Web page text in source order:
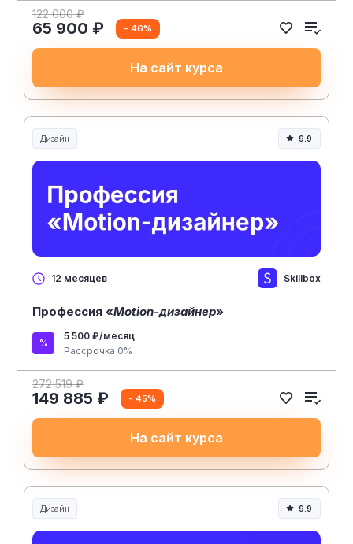
122 000 ₽
65 900 ₽ - 46%
На сайт курса
Дизайн 9.9
12 месяцев Skillbox
Профессия «Motion-дизайнер»
5 500 ₽/месяц
Рассрочка 0%
272 519 ₽
149 885 ₽ - 45%
На сайт курса
Дизайн 9.9